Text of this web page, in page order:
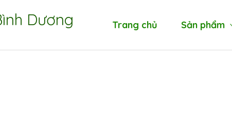
Dương Trang chủ Sản phẩm